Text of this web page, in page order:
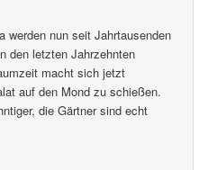
werden nun seit Jahrtausenden
den letzten Jahrzehnten
macht sich jetzt
auf den Mond zu schießen.
die Gärtner sind echt